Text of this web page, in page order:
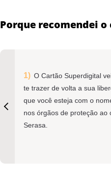
Porque recomendei
O Cartão Superdigital
te trazer de volta a sua
que você esteja com o
nos órgãos de proteção ao
Serasa.